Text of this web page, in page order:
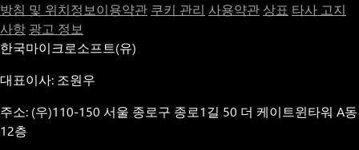
방침 및 위치정보이용약관 쿠키 관리 사용약관 상표 타사 고지
사항 광고 정보
한국마이크로소프트(유)
대표이사: 조원우
주소: (우)110-150 서울 종로구 종로1길 50 더 케이트윈타워 A동
12층